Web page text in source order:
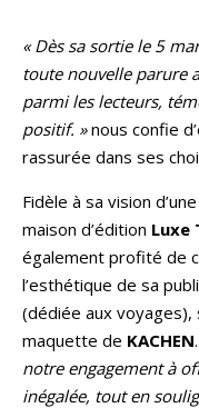
« Dès sa sortie le 5
toute nouvelle parure
parmi les lecteurs,
positif. »nous confie
rassurée dans ses
Fidèle à sa vision
maison d’édition Luxe
également profité de
l’esthétique de sa
(dédiée aux voyages),
maquette de KACHEN
notre engagement à
inégalée, tout en